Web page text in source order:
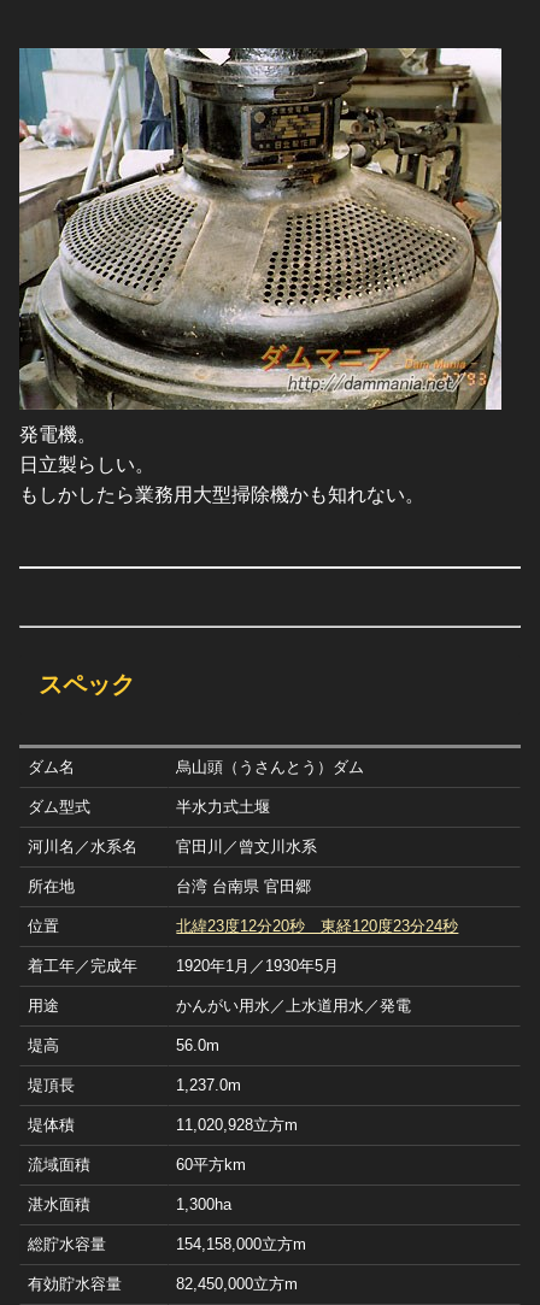
発電機。
日立製らしい。
もしかしたら業務用大型掃除機かも知れない。
スペック
ダム名 烏山頭（うさんとう）ダム
ダム型式 半水力式土堰
河川名／水系名 官田川／曾文川水系
所在地 台湾 台南県 官田郷
位置 北緯23度12分20秒 東経120度23分24秒
着工年／完成年 1920年1月／1930年5月
用途 かんがい用水／上水道用水／発電
堤高 56.0m
堤頂長 1,237.0m
堤体積 11,020,928立方m
流域面積 60平方km
湛水面積 1,300ha
総貯水容量 154,158,000立方m
有効貯水容量 82,450,000立方m